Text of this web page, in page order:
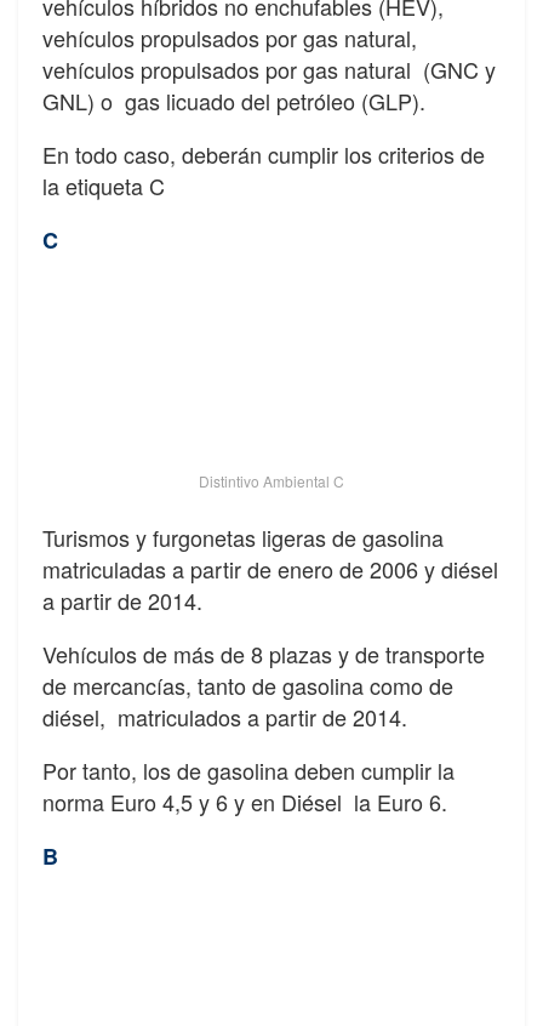
vehículos propulsados por gas natural,
vehículos propulsados por gas natural (GNC y
GNL) o gas licuado del petróleo (GLP).
En todo caso, deberán cumplir los criterios de
la etiqueta C
C
Distintivo Ambiental C
Turismos y furgonetas ligeras de gasolina
matriculadas a partir de enero de 2006 y diésel
a partir de 2014.
Vehículos de más de 8 plazas y de transporte
de mercancías, tanto de gasolina como de
diésel, matriculados a partir de 2014.
Por tanto, los de gasolina deben cumplir la
norma Euro 4,5 y 6 y en Diésel la Euro 6.
B